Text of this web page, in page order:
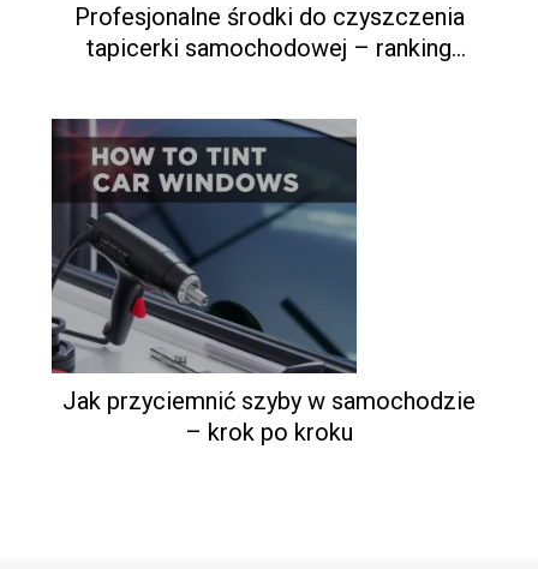
Profesjonalne środki do czyszczenia
tapicerki samochodowej – ranking
Jak przyciemnić szyby w samochodzie
– krok po kroku